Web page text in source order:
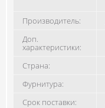
Производитель:
Доп.
характеристики:
Страна:
Фурнитура:
Срок поставки: